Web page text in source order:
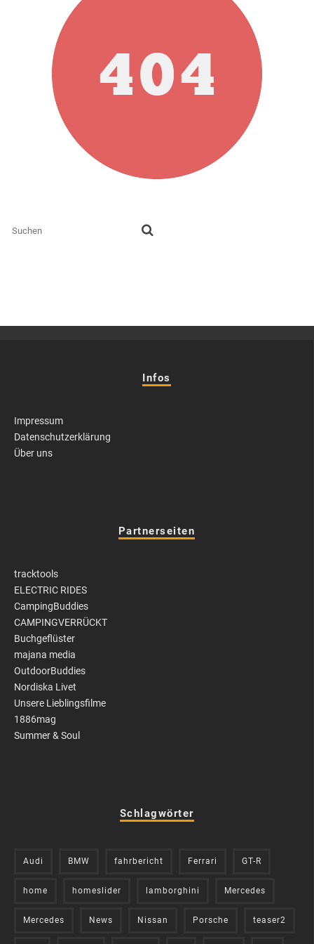
Infos
Impressum
Datenschutzerklärung
Über uns
Partnerseiten
tracktools
ELECTRIC RIDES
CampingBuddies
CAMPINGVERRÜCKT
Buchgeflüster
majana media
OutdoorBuddies
Nordiska Livet
Unsere Lieblingsfilme
1886mag
Summer & Soul
Schlagwörter
Audi BMW fahrbericht Ferrari GT-R
home homeslider lamborghini Mercedes
Mercedes News Nissan Porsche teaser2